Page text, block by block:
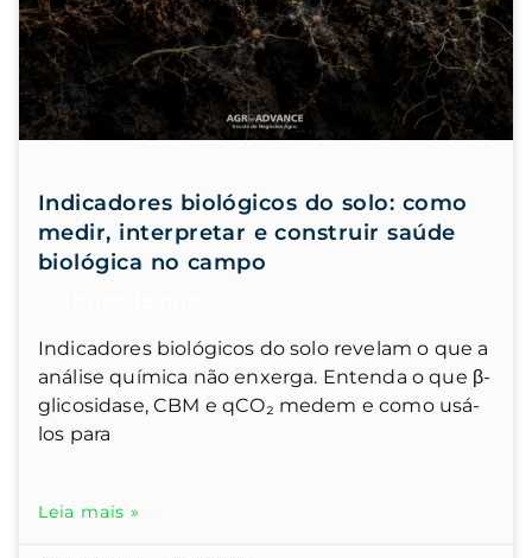
Indicadores biológicos do solo: como
medir, interpretar e construir saúde
biológica no campo
Indicadores biológicos do solo revelam o que a
análise química não enxerga. Entenda o que β-
glicosidase, CBM e qCO₂ medem e como usá-
los para
Leia mais »